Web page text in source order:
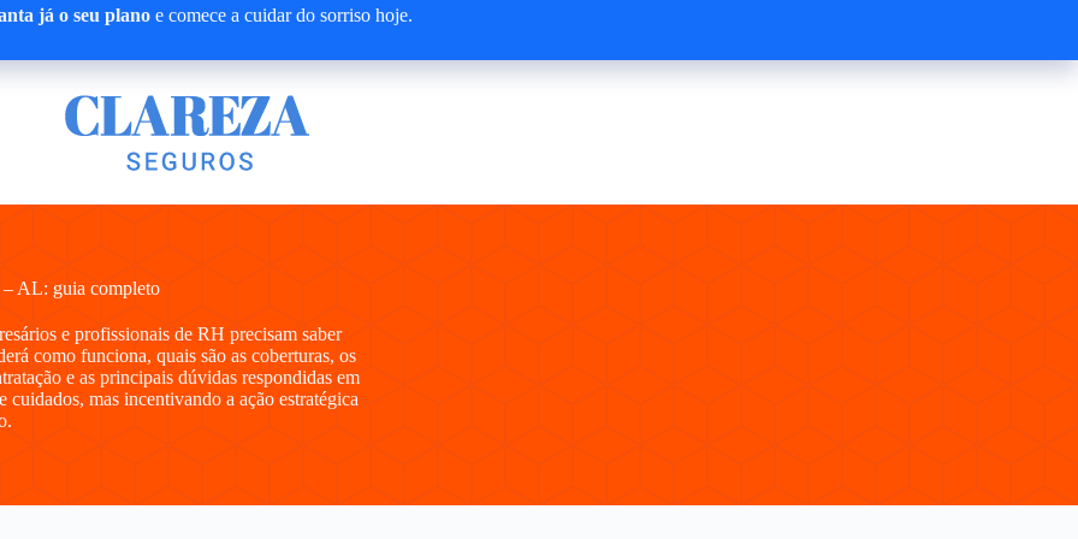
já o seu planoe comece a cuidar do sorriso hoje.
– AL: guia completo
e profissionais de RH precisam saber
como funciona, quais são as coberturas, os
e as principais dúvidas respondidas em
mas incentivando a ação estratégica